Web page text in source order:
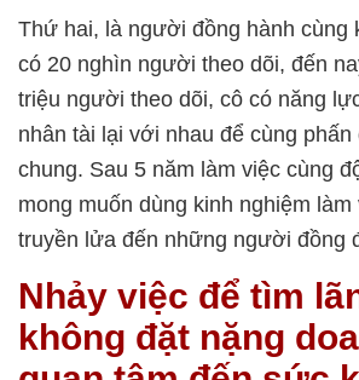
Thứ hai, là người đồng hành cùng
có 20 nghìn người theo dõi, đến
triệu người theo dõi, cô có năng
nhân tài lại với nhau để cùng phấn
chung. Sau 5 năm làm việc cùng
mong muốn dùng kinh nghiệm
truyền lửa đến những người đồng
Nhảy việc để tìm
không đặt nặng